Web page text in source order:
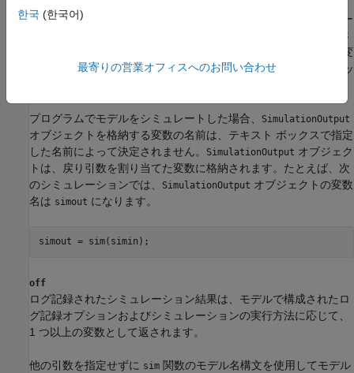
ワークスペースにログ記録されたすべてのシミュレーション デー
オブジェクトとして返さ
オブジェクトを格納する変
数の名前はoutです。別の変数名を使用するには、テキスト ボッ
プログラムでモデルをシミュレートした場合、 SimulationOutput
オブジェクトを格納する変数の名前は、テキスト ボックスで指定
した名前によって決定されません。
SimulationOutput オブジェク
トは、戻り引数を割り当てた変数に格納されます。たとえば、次
のシミュレーションでは、
SimulationOutput オブジェクトの変数
名は simout になります。
simout = sim(simin);
off
ログ記録されたシミュレーション結果は、モデルで構成されたロ
グ記録オプションおよびシミュレーションの実行方法に応じて、
1 つ以上の変数として返されます。
他の引数を指定せずに sim 関数のモデル名構文を使用してモデル
한국 (한국어)
最寄りの営業オフィスへのお問い合わせ